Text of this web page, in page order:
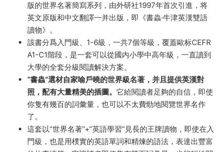
全6級137冊 高清PDF 音頻MP3 百度網盤-6GB——
SSS--Start with Simple Stories ，閱讀書蟲，即使隻有
幾百詞彙量，也可以輕松閱覽世界名作！
“書蟲”是外語教學與研究出版社和牛津大學出版社共同奉
獻給廣大英語學習者的一大精品。自1988年開始陸續出
版的世界名著簡寫系列，由外研社1997年首次引進，将
英文原版和中文翻譯一并出版，即《書蟲·牛津英漢雙語
讀物》。
該書分爲入門級、1-6級，一共7個等級，覆蓋歐标CEFR
A1-C1階段，是一套可以從國内小學中高年級，一直讀到
大學的全套分級閱讀解決方案。
“書蟲”選材自家喻戶曉的世界級名著，并且提供英漢對